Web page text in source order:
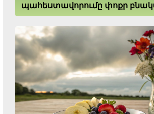
պահեստավորումը փոքր